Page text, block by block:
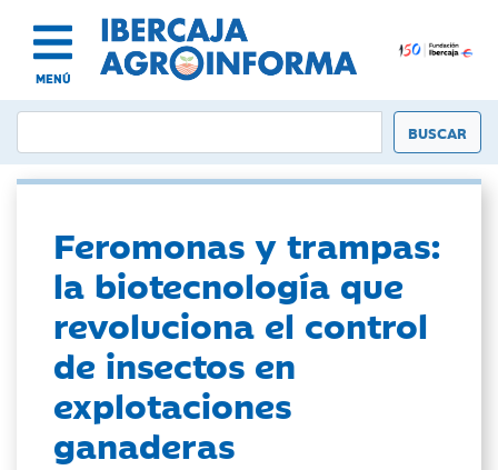
MENÚ
Feromonas y trampas:
la biotecnología que
revoluciona el control
de insectos en
explotaciones
ganaderas